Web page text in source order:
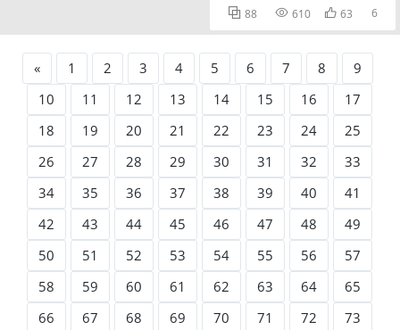
 88  610  63 6
« 1 2 3 4 5 6 7 8
9
10
11 12 13 14 15 16
17
18
19 20 21 22 23 24
25
26
27 28 29 30 31 32
33
34
35 36 37 38 39 40
41
42
43 44 45 46 47 48
49
50
51 52 53 54 55 56
57
58
59 60 61 62 63 64
65
66
67 68 69 70 71 72
73